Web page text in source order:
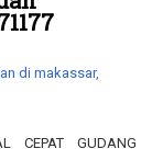
di makassar
CEPAT GUDANG
Makassar luas